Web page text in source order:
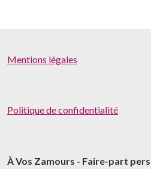
Mentions légales
Politique de confidentialité
À Vos Zamours - Faire-part